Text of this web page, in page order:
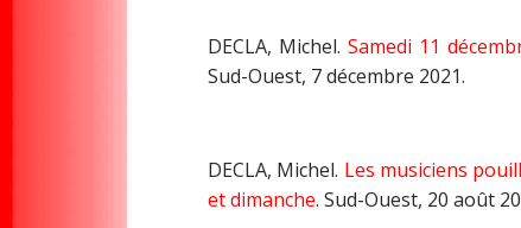
DECLA, Michel.Samedi 11
Sud-Ouest, 7 décembre 2021.
DECLA, Michel. Les musiciens
et dimanche. Sud-Ouest, 20 août